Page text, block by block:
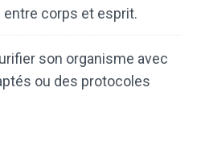
corps et esprit.
son organisme avec
ou des protocoles